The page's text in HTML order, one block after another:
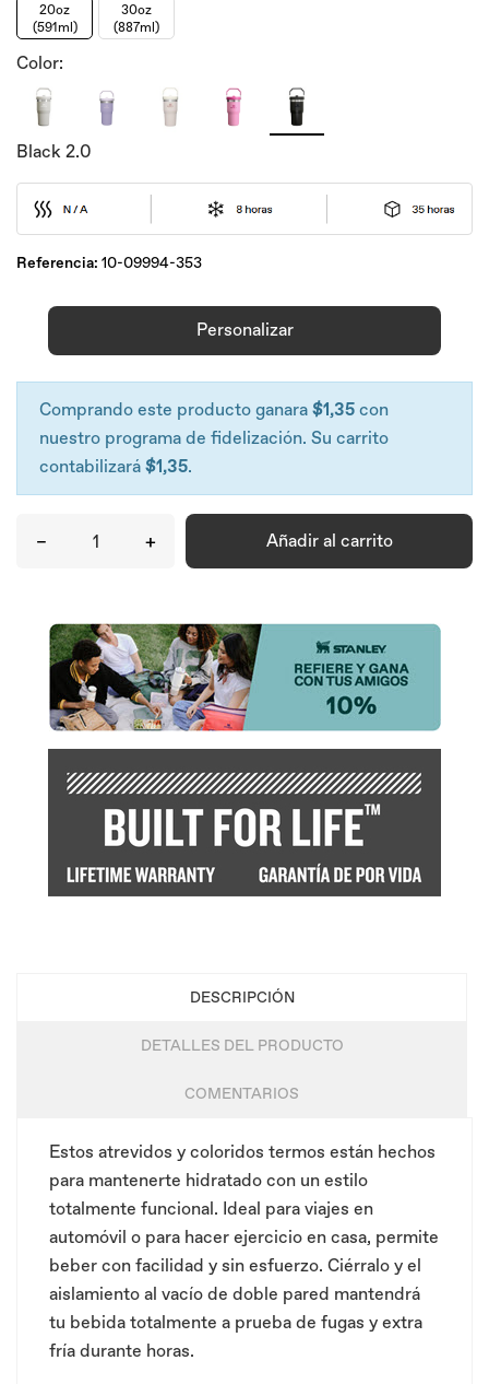
20oz
(591ml)
30oz
(887ml)
Color:
Black 2.0
Referencia: 10-09994-353
Personalizar
Comprando este producto ganara $1,35 con
nuestro programa de fidelización. Su carrito
contabilizará $1,35.
– + Añadir al carrito
DESCRIPCIÓN
DETALLES DEL PRODUCTO
COMENTARIOS
Estos atrevidos y coloridos termos están hechos
para mantenerte hidratado con un estilo
totalmente funcional. Ideal para viajes en
automóvil o para hacer ejercicio en casa, permite
beber con facilidad y sin esfuerzo. Ciérralo y el
aislamiento al vacío de doble pared mantendrá
tu bebida totalmente a prueba de fugas y extra
fría durante horas.